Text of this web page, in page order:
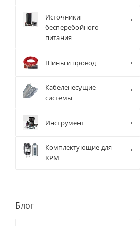
Источники
бесперебойного
питания
Шины и провод
Кабеленесущие
системы
Инструмент
Комплектующие для
КРМ
Блог